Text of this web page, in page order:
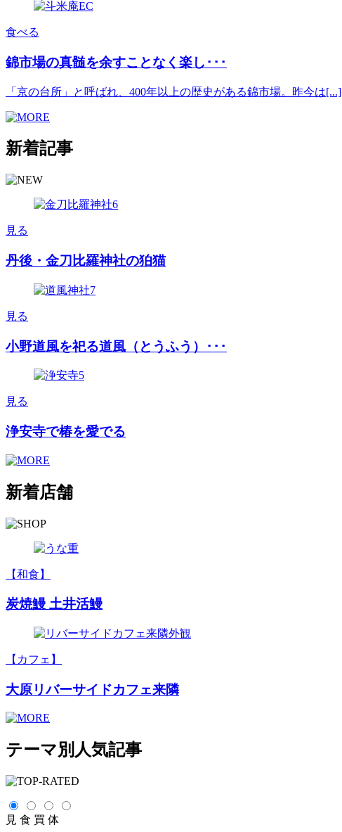
食べる
錦市場の真髄を余すことなく楽し･･･
「京の台所」と呼ばれ、400年以上の歴史がある錦市場。昨今は[...]
新着記事
見る
丹後・金刀比羅神社の狛猫
見る
小野道風を祀る道風（とうふう）･･･
見る
浄安寺で椿を愛でる
新着店舗
【和食】
炭焼鰻 土井活鰻
【カフェ】
大原リバーサイドカフェ来隣
テーマ別人気記事
見 食 買 体